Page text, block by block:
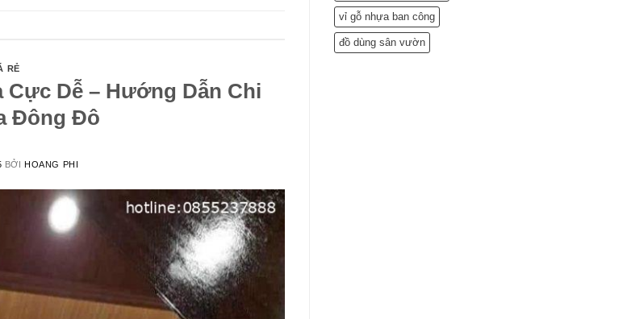
RẺ
Cực Dễ – Hướng Dẫn Chi
Đông Đô
BỞIHOANG PHI
vỉ gỗ nhựa ban công
đồ dùng sân vườn